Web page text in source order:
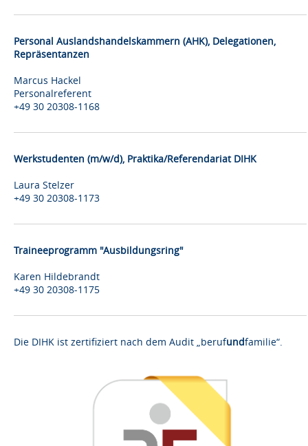
Personal Auslandshandelskammern (AHK), Delegationen,
Repräsentanzen
Marcus Hackel
Personalreferent
+49 30 20308-1168
Werkstudenten (m/w/d), Praktika/Referendariat DIHK
Laura Stelzer
+49 30 20308-1173
Traineeprogramm "Ausbildungsring"
Karen Hildebrandt
+49 30 20308-1175
Die DIHK ist zertifiziert nach dem Audit „berufundfamilie“.